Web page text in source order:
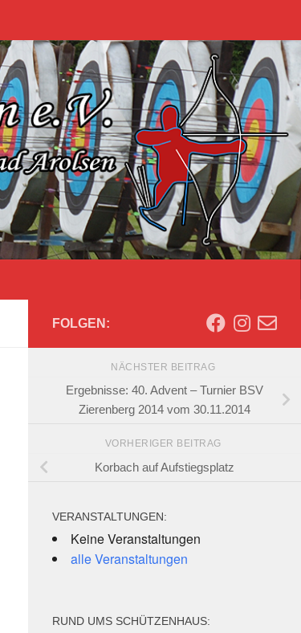
FOLGEN:
NÄCHSTER BEITRAG
Ergebnisse: 40. Advent – Turnier BSV
Zierenberg 2014 vom 30.11.2014
VORHERIGER BEITRAG
Korbach auf Aufstiegsplatz
VERANSTALTUNGEN:
Keine Veranstaltungen
alle Veranstaltungen
RUND UMS SCHÜTZENHAUS: